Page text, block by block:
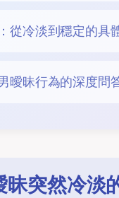
從冷淡到穩定的具
曖昧行為的深度問
昧突然冷淡